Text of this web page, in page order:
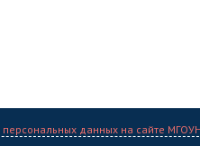
персональных данных на сайте